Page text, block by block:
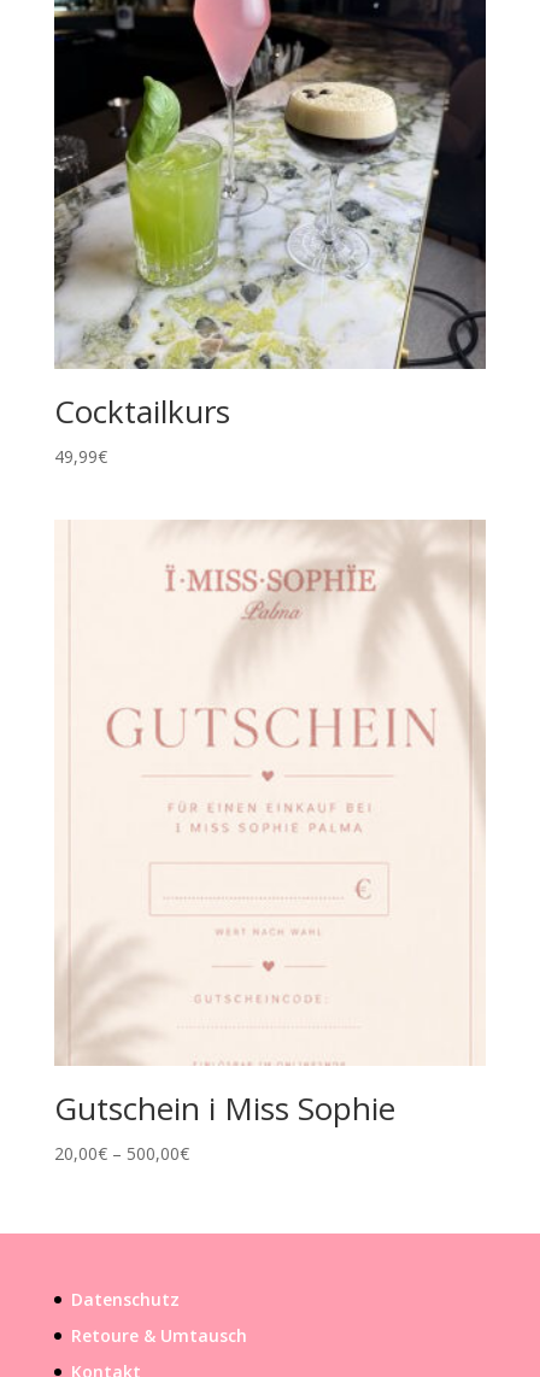
Cocktailkurs
49,99€
Gutschein i Miss Sophie
20,00€– 500,00€
Datenschutz
Retoure & Umtausch
Kontakt